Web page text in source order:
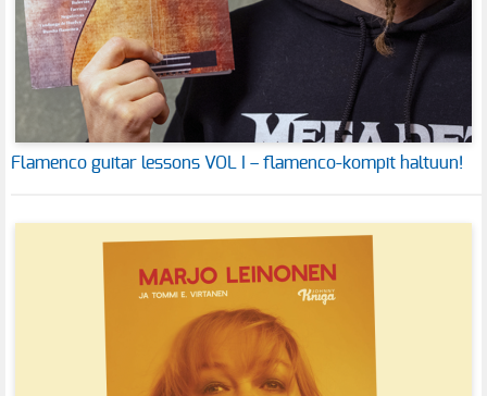
Flamenco guitar lessons VOL I – flamenco-kompit haltuun!